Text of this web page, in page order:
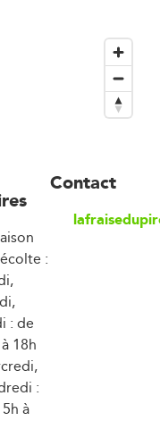
:
: de
18h
:
à
Contact